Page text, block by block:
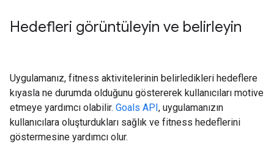
Hedefleri görüntüleyin ve belirleyin
Uygulamanız, fitness aktivitelerinin belirledikleri hedeflere
kıyasla ne durumda olduğunu göstererek kullanıcıları motive
etmeye yardımcı olabilir. Goals API, uygulamanızın
kullanıcılara oluşturdukları sağlık ve fitness hedeflerini
göstermesine yardımcı olur.